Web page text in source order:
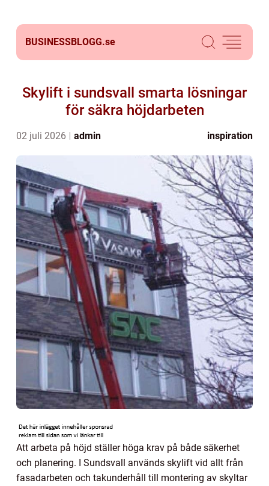
BUSINESSBLOGG.se
Skylift i sundsvall smarta lösningar
för säkra höjdarbeten
02 juli 2026 admin inspiration
Att arbeta på höjd ställer höga krav på både säkerhet
och planering. I Sundsvall används skylift vid allt från
fasadarbeten och takunderhåll till montering av skyltar